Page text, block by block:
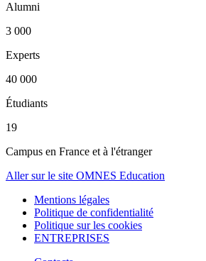
Alumni
3 000
Experts
40 000
Étudiants
19
Campus en France et à l'étranger
Aller sur le site OMNES Education
Mentions légales
Politique de confidentialité
Politique sur les cookies
ENTREPRISES